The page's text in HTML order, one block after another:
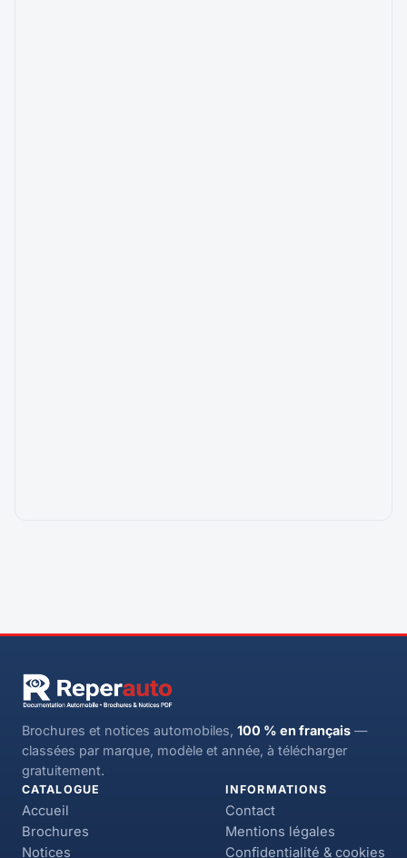
Brochures et notices automobiles, 100 % en français —
classées par marque, modèle et année, à télécharger
gratuitement.
CATALOGUE
Accueil
Brochures
Notices
INFORMATIONS
Contact
Mentions légales
Confidentialité & cookies